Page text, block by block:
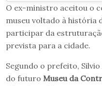
O ex-ministro aceitou o
museu voltado à história
participar da
prevista para a cidade.
Segundo o prefeito,
do futuro Museu da